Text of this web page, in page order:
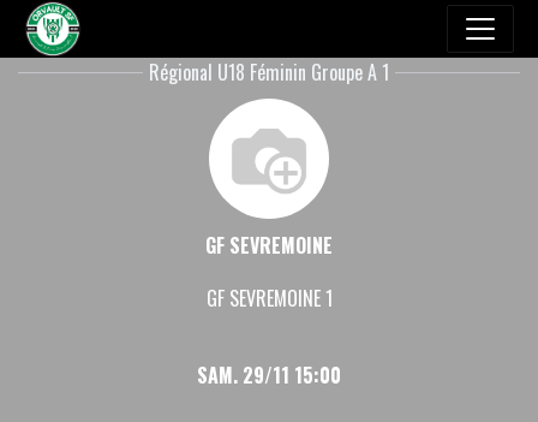
Régional U18 Féminin Groupe A 1
GF SEVREMOINE
GF SEVREMOINE 1
SAM. 29/11 15:00